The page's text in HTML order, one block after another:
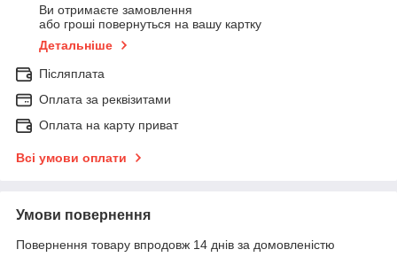
Ви отримаєте замовлення
або гроші повернуться на вашу картку
Детальніше
Післяплата
Оплата за реквізитами
Оплата на карту приват
Всі умови оплати
Умови повернення
Повернення товару впродовж 14 днів за домовленістю